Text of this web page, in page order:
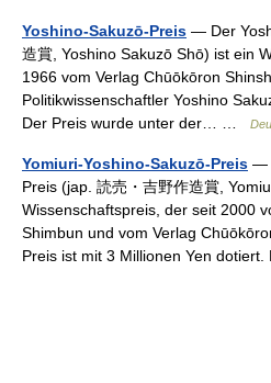
Yoshino-Sakuzō-Preis — Der
造賞, Yoshino Sakuzō Shō) ist ein
1966 vom Verlag Chūōkōron
Politikwissenschaftler Yoshino
Der Preis wurde unter der… …
Yomiuri-Yoshino-Sakuzō-Preis —
Preis (jap. 読売・吉野作造賞,
Wissenschaftspreis, der seit 2000
Shimbun und vom Verlag
Preis ist mit 3 Millionen Yen